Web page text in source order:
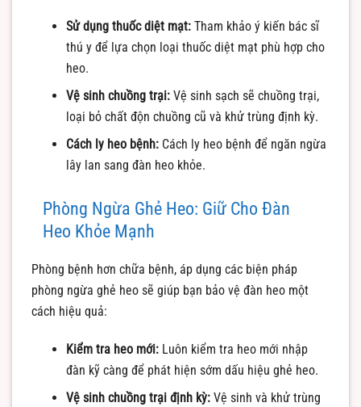
Sử dụng thuốc diệt mạt:Tham khảo ý kiến bác sĩ
thú y để lựa chọn loại thuốc diệt mạt phù hợp cho
heo.
Vệ sinh chuồng trại:Vệ sinh sạch sẽ chuồng trại,
loại bỏ chất độn chuồng cũ và khử trùng định kỳ.
Cách ly heo bệnh:Cách ly heo bệnh để ngăn ngừa
lây lan sang đàn heo khỏe.
Phòng Ngừa Ghẻ Heo: Giữ Cho Đàn
Heo Khỏe Mạnh
Phòng bệnh hơn chữa bệnh, áp dụng các biện pháp
phòng ngừa ghẻ heo sẽ giúp bạn bảo vệ đàn heo một
cách hiệu quả:
Kiểm tra heo mới:Luôn kiểm tra heo mới nhập
đàn kỹ càng để phát hiện sớm dấu hiệu ghẻ heo.
Vệ sinh chuồng trại định kỳ:Vệ sinh và khử trùng